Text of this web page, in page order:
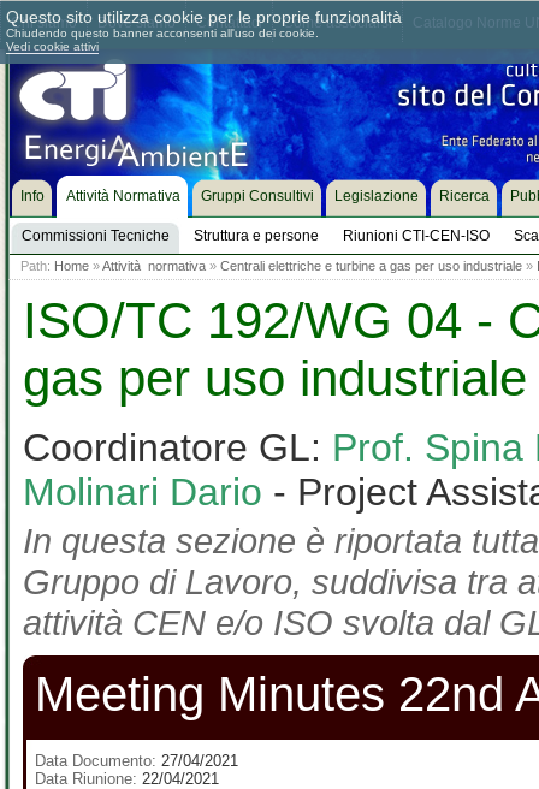
Chi siamo Dove siamo Contattaci Come associarsi
Info Attività Normativa
Commissioni Tecniche Struttura e persone Riunioni CTI-CEN-ISO
Gruppi Consultivi Legislazione Ricerca
Path: Home »Attività normativa » Centrali elettriche e turbine a gas per uso industriale »
ISO/TC 192/WG 04 -
gas per uso industriale
Coordinatore GL: Prof. Spina
Molinari Dario - Project
In questa sezione è riportata
Gruppo di Lavoro, suddivisa tra
attività CEN e/o ISO svolta dal
Meeting Minutes 22nd
Data Documento: 27/04/2021
Data Riunione: 22/04/2021
Questo sito utilizza cookie per le proprie funzionalità
Chiudendo questo banner acconsenti all'uso dei cookie.
Vedi cookie attivi